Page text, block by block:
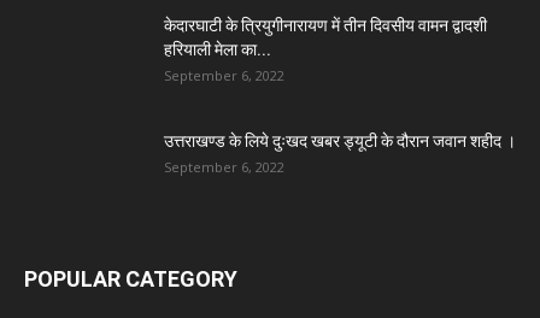
केदारघाटी के त्रियुगीनारायण में तीन दिवसीय वामन द्वादशी
हरियाली मेला का...
September 6, 2022
उत्तराखण्ड के लिये दुःखद खबर ड्यूटी के दौरान जवान शहीद ।
September 6, 2022
POPULAR CATEGORY